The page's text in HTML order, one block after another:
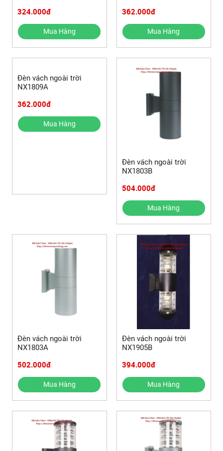
324.000đ
Mua Hàng
362.000đ
Mua Hàng
Đèn vách ngoài trời
NX1803B
504.000đ
Mua Hàng
Đèn vách ngoài trời
NX1803A
502.000đ
Mua Hàng
Đèn vách ngoài trời
NX1905B
394.000đ
Mua Hàng